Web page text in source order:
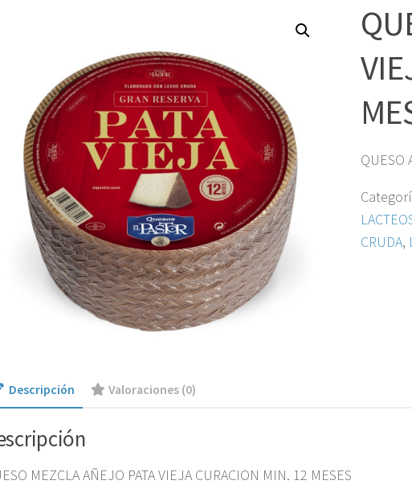
QUESO
CRUDA,
Descripción Valoraciones (0)
MEZCLA AÑEJO PATA VIEJA CURACION MIN. 12 MESES